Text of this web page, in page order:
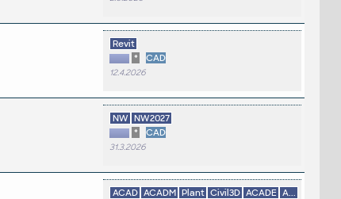
Revit
*
CAD
12.4.2026
NW NW2027
*
CAD
31.3.2026
ACAD ACADM Plant Civil3D ACADE A...